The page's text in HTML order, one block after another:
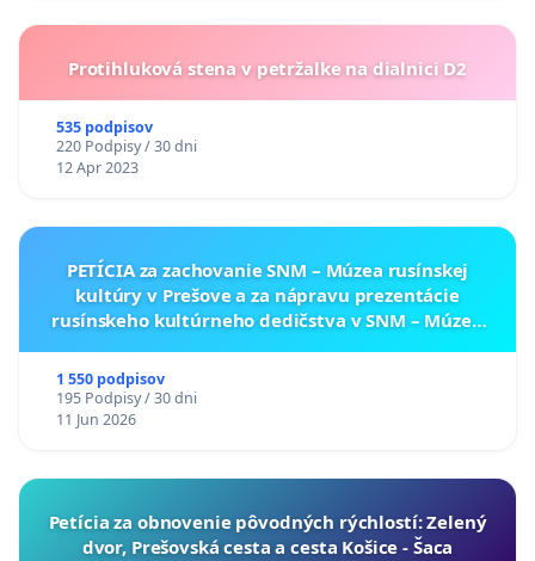
Protihluková stena v petržalke na dialnici D2
535 podpisov
220 Podpisy / 30 dni
12 Apr 2023
PETÍCIA za zachovanie SNM – Múzea rusínskej
kultúry v Prešove a za nápravu prezentácie
rusínskeho kultúrneho dedičstva v SNM – Múzeu
1 550 podpisov
195 Podpisy / 30 dni
11 Jun 2026
​Petícia za obnovenie pôvodných rýchlostí: Zelený
dvor, Prešovská cesta a cesta Košice - Šaca